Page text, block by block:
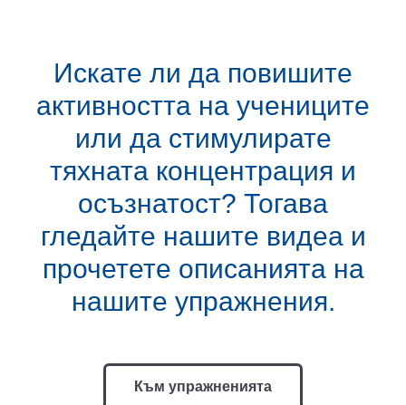
Искате ли да повишите
активността на учениците
или да стимулирате
тяхната концентрация и
осъзнатост? Тогава
гледайте нашите видеа и
прочетете описанията на
нашите упражнения.
Към упражненията